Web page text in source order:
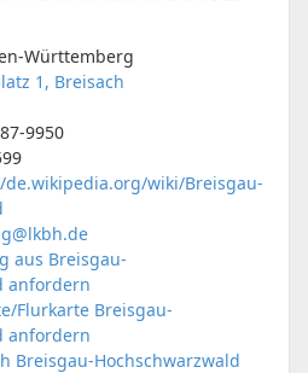
Württemberg
1, Breisach
9950
wiki/Breisgau-
aus Breisgau-
anfordern
Flurkarte Breisgau-
anfordern
Breisgau-Hochschwarzwald